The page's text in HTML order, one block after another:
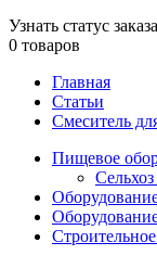
Узнать статус заказа
0 товаров
Главная
Статьи
Смеситель
Пищевое